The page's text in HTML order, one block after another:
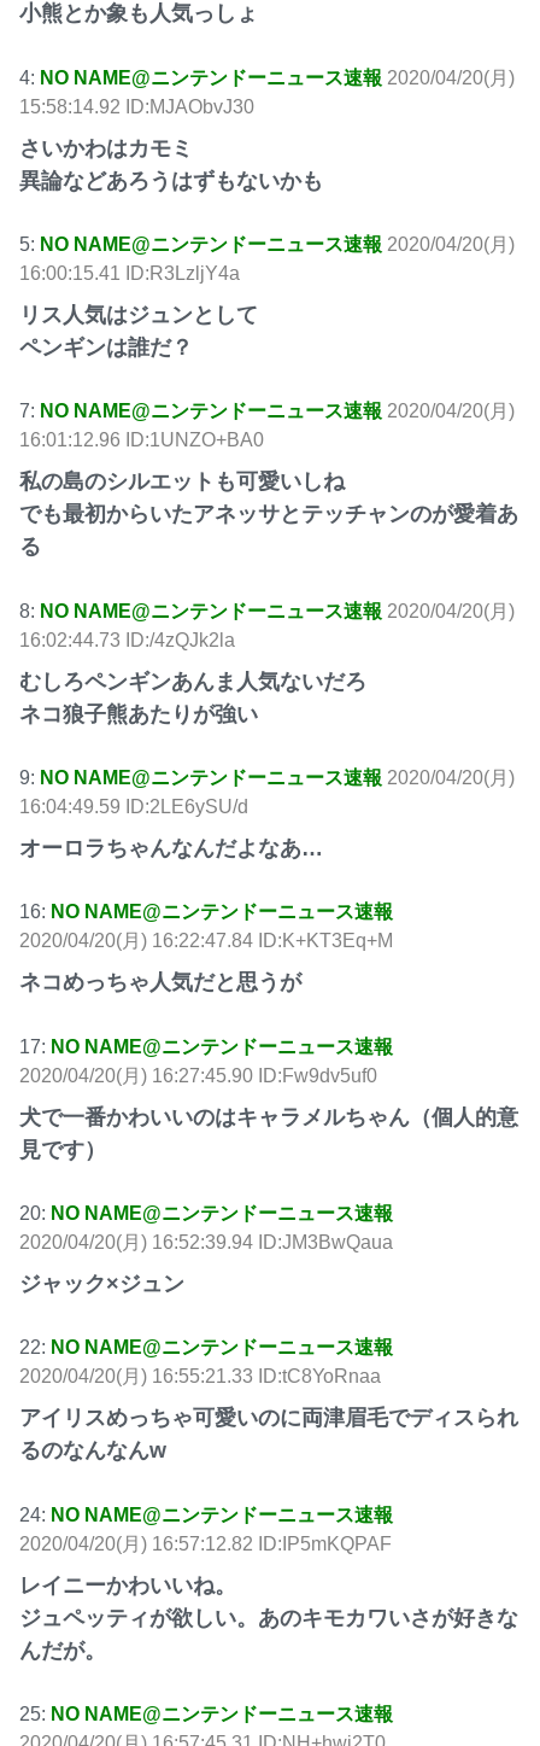
小熊とか象も人気っしょ
4: NO NAME@ニンテンドーニュース速報 2020/04/20(月)
15:58:14.92 ID:MJAObvJ30
さいかわはカモミ
異論などあろうはずもないかも
5: NO NAME@ニンテンドーニュース速報 2020/04/20(月)
16:00:15.41 ID:R3LzljY4a
リス人気はジュンとして
ペンギンは誰だ？
7: NO NAME@ニンテンドーニュース速報 2020/04/20(月)
16:01:12.96 ID:1UNZO+BA0
私の島のシルエットも可愛いしね
でも最初からいたアネッサとテッチャンのが愛着あ
る
8: NO NAME@ニンテンドーニュース速報 2020/04/20(月)
16:02:44.73 ID:/4zQJk2la
むしろペンギンあんま人気ないだろ
ネコ狼子熊あたりが強い
9: NO NAME@ニンテンドーニュース速報 2020/04/20(月)
16:04:49.59 ID:2LE6ySU/d
オーロラちゃんなんだよなあ…
16: NO NAME@ニンテンドーニュース速報
2020/04/20(月) 16:22:47.84 ID:K+KT3Eq+M
ネコめっちゃ人気だと思うが
17: NO NAME@ニンテンドーニュース速報
2020/04/20(月) 16:27:45.90 ID:Fw9dv5uf0
犬で一番かわいいのはキャラメルちゃん（個人的意
見です）
20: NO NAME@ニンテンドーニュース速報
2020/04/20(月) 16:52:39.94 ID:JM3BwQaua
ジャック×ジュン
22: NO NAME@ニンテンドーニュース速報
2020/04/20(月) 16:55:21.33 ID:tC8YoRnaa
アイリスめっちゃ可愛いのに両津眉毛でディスられ
るのなんなんw
24: NO NAME@ニンテンドーニュース速報
2020/04/20(月) 16:57:12.82 ID:IP5mKQPAF
レイニーかわいいね。
ジュペッティが欲しい。あのキモカワいさが好きな
んだが。
25: NO NAME@ニンテンドーニュース速報